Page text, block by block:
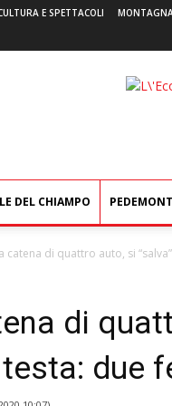
E SPETTACOLI
DEL CHIAMPO
catena di quattro auto, si
di
due